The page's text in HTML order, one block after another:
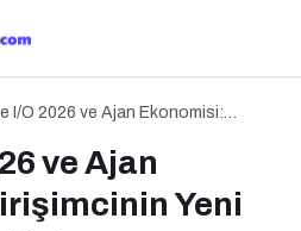
I/O 2026 ve Ajan Ekonomisi:
ve Ajan
Yeni
Podcast Serisi: